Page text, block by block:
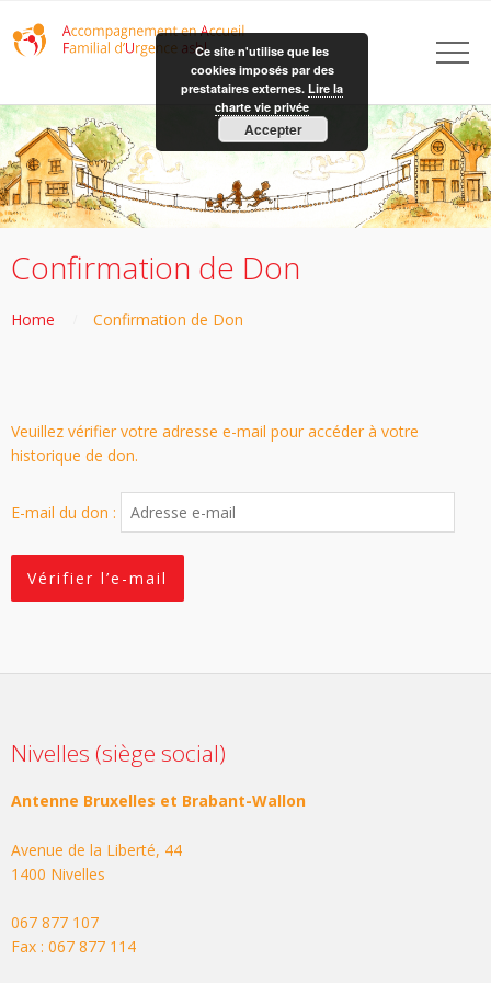
Confirmation de Don
Home Confirmation de Don
Veuillez vérifier votre adresse e-mail pour accéder à votre
historique de don.
E-mail du don :
Nivelles (siège social)
Antenne Bruxelles et Brabant-Wallon
Avenue de la Liberté, 44
1400 Nivelles
067 877 107
Fax : 067 877 114
Ce site n'utilise que les
cookies imposés par des
prestataires externes. Lire la
charte vie privée
Accepter